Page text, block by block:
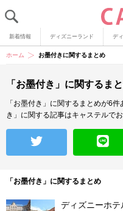
新着情報 ディズニーランド デ
ホーム お墨付きに関するまとめ
「お墨付き」に関するま
「お墨付き」に関するまとめが6件
き」に関する記事はキャステルで
「お墨付き」に関するまとめ
ディズニーホ